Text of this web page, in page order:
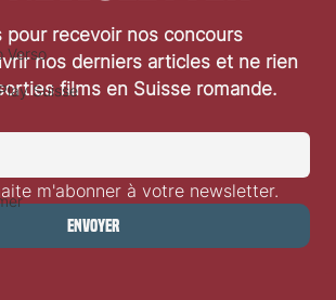
Verso
Suisse
Runner se déclinera en série TV
pour recevoir nos concours
nos derniers articles et ne rien
films en Suisse romande.
m'abonner à votre newsletter.
Envoyer